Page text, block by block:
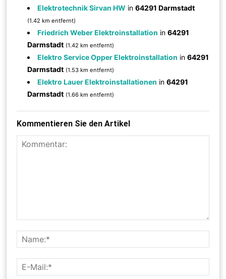
Elektrotechnik Sirvan HW in64291 Darmstadt
(1.42 km entfernt)
Friedrich Weber Elektroinstallation in64291
Darmstadt (1.42 km entfernt)
Elektro Service Opper Elektroinstallation in64291
Darmstadt (1.53 km entfernt)
Elektro Lauer Elektroinstallationen in64291
Darmstadt (1.66 km entfernt)
Kommentieren Sie den Artikel